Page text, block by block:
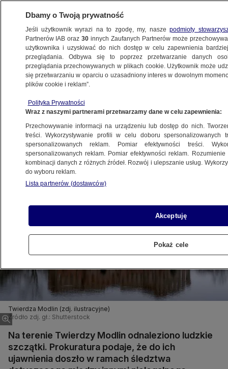
WARSZAWA
OKOLICE
Dwa dni przeczesywali twierdzę
28.02.2025, 16:48
Udostępnij
Twierdza Modlin (zdj. ilustracyjne)
Źródło zdj. gł.: Shutterstock
Na terenie Twierdzy Modlin odnaleziono ludzkie
szczątki. Prokuratura podaje, że do ich
ujawnienia doszło w ramach śledztwa
Dbamy o Twoją prywatność
Jeśli użytkownik wyrazi na to zgodę, my, naszepodmioty
Partnerów IAB oraz30 innych Zaufanych Partnerów może
użytkownika i uzyskiwać do nich dostęp w celu zapewnienia
przeglądania. Odbywa się to poprzez przetwarzanie danych
przeglądania przechowywanych w plikach cookie. Użytkownik może
się przetwarzaniu w oparciu o uzasadniony interes w dowolnym
plików cookie i reklam”.
Polityka Prywatności
Wraz z naszymi partnerami przetwarzamy dane w celu zapewnienia:
Przechowywanie informacji na urządzeniu lub dostęp do nich.
treści. Wykorzystywanie profili w celu doboru spersonalizowanych
spersonalizowanych reklam. Pomiar efektywności treści.
spersonalizowanych reklam. Pomiar efektywności reklam.
kombinacji danych z różnych źródeł. Rozwój i ulepszanie usług.
do wyboru reklam.
Lista partnerów (dostawców)
Akceptuję
Pokaż cele